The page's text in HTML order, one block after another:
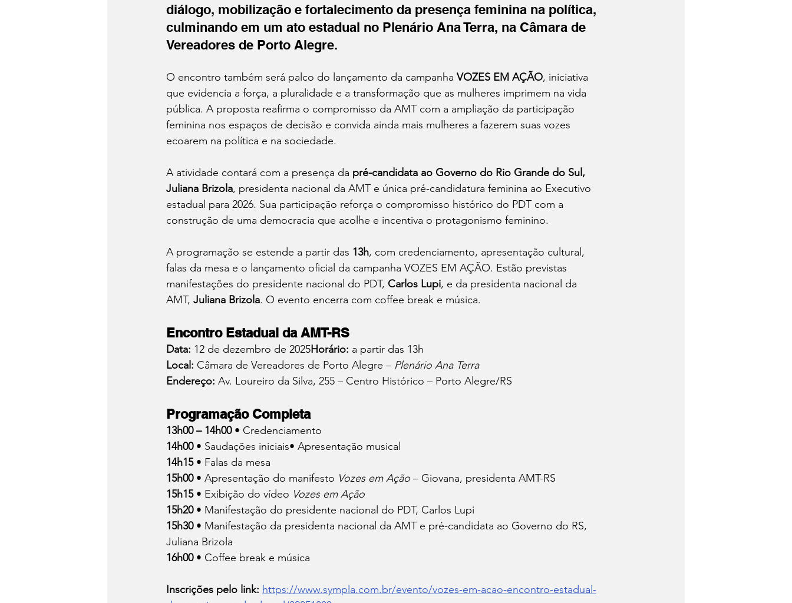
diálogo, mobilização e fortalecimento da presença feminina na política,
culminando em um ato estadual no Plenário Ana Terra, na Câmara de
Vereadores de Porto Alegre.
O encontro também será palco do lançamento da campanha VOZES EM AÇÃO, iniciativa
que evidencia a força, a pluralidade e a transformação que as mulheres imprimem na vida
pública. A proposta reafirma o compromisso da AMT com a ampliação da participação
feminina nos espaços de decisão e convida ainda mais mulheres a fazerem suas vozes
ecoarem na política e na sociedade.
A atividade contará com a presença da pré-candidata ao Governo do Rio Grande do Sul,
Juliana Brizola, presidenta nacional da AMT e única pré-candidatura feminina ao Executivo
estadual para 2026. Sua participação reforça o compromisso histórico do PDT com a
construção de uma democracia que acolhe e incentiva o protagonismo feminino.
A programação se estende a partir das 13h, com credenciamento, apresentação cultural,
falas da mesa e o lançamento oficial da campanha VOZES EM AÇÃO. Estão previstas
manifestações do presidente nacional do PDT, Carlos Lupi, e da presidenta nacional da
AMT, Juliana Brizola. O evento encerra com coffee break e música.
Encontro Estadual da AMT-RS
Data: 12 de dezembro de 2025Horário: a partir das 13h
Local: Câmara de Vereadores de Porto Alegre – Plenário Ana Terra
Endereço: Av. Loureiro da Silva, 255 – Centro Histórico – Porto Alegre/RS
Programação Completa
13h00 – 14h00 • Credenciamento
14h00 • Saudações iniciais• Apresentação musical
14h15 • Falas da mesa
15h00 • Apresentação do manifesto Vozes em Ação – Giovana, presidenta AMT-RS
15h15 • Exibição do vídeo Vozes em Ação
15h20 • Manifestação do presidente nacional do PDT, Carlos Lupi
15h30 • Manifestação da presidenta nacional da AMT e pré-candidata ao Governo do RS,
Juliana Brizola
16h00 • Coffee break e música
Inscrições pelo link: https://www.sympla.com.br/evento/vozes-em-acao-encontro-estadual-